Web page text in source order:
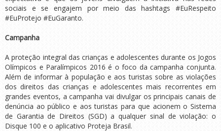
sociais e se engajem por meio das hashtags #EuRespeito
#EuProtejo #EuGaranto.
Campanha
A proteção integral das crianças e adolescentes durante os Jogos
Olímpicos e Paralímpicos 2016 é o foco da campanha conjunta.
Além de informar à população e aos turistas sobre as violações
dos direitos das crianças e adolescentes mais recorrentes em
grandes eventos, a campanha vai divulgar os principais canais de
denúncia ao público e aos turistas para que acionem o Sistema
de Garantia de Direitos (SGD) a qualquer sinal de violação: o
Disque 100 e o aplicativo Proteja Brasil.